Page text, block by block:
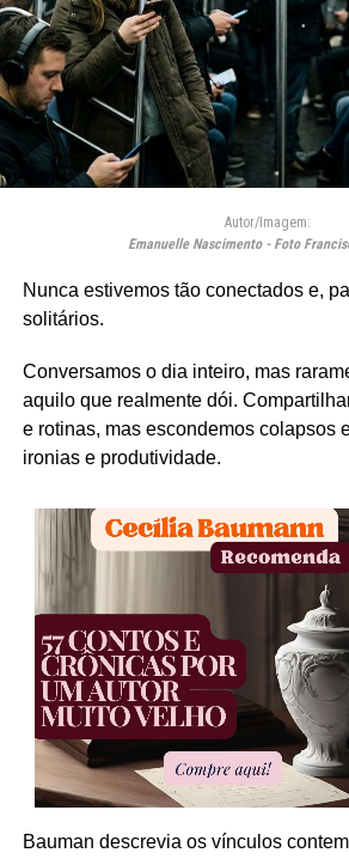
Autor/Imagem:
Emanuelle Nascimento - Foto
Nunca estivemos tão conectados e,
solitários.
Conversamos o dia inteiro, mas
aquilo que realmente dói.
e rotinas, mas escondemos colapsos
ironias e produtividade.
Bauman descrevia os vínculos